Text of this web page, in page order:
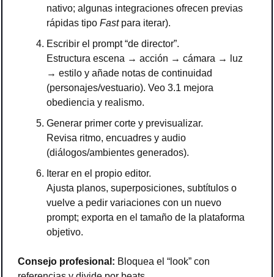
nativo; algunas integraciones ofrecen previas
rápidas tipo Fast para iterar).
Escribir el prompt “de director”.
Estructura escena → acción → cámara → luz
→ estilo y añade notas de continuidad
(personajes/vestuario). Veo 3.1 mejora
obediencia y realismo.
Generar primer corte y previsualizar.
Revisa ritmo, encuadres y audio
(diálogos/ambientes generados).
Iterar en el propio editor.
Ajusta planos, superposiciones, subtítulos o
vuelve a pedir variaciones con un nuevo
prompt; exporta en el tamaño de la plataforma
objetivo.
Consejo profesional: Bloquea el “look” con